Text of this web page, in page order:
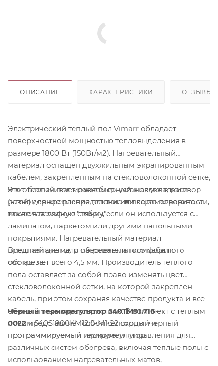
ОПИСАНИЕ ХАРАКТЕРИСТИКИ ОТЗЫВЫ
Электрический теплый пол Vimarr обладает
поверхностной мощностью тепловыделения в
размере 1800 Вт (150Вт/м2). Нагревательный
материал оснащен двухжильным экранированным
кабелем, закрепленным на стекловолоконной сетке,
что обеспечивает равномерный шаг укладки и
равномерное распределение тепла по поверхности,
исключая эффект "зебры".
Этот теплый пол может быть установлен в раствор
(клей) для крепления плитки или керамогранита, а
также в песчаную стяжку, если он используется с
ламинатом, паркетом или другими напольными
покрытиями. Нагревательный материал
предназначен для обеспечения комфортного
обогрева.
Внешний диаметр нагревательного кабеля
составляет всего 4,5 мм. Производитель теплого
пола оставляет за собой право изменять цвет
стекловолоконной сетки, на которой закреплен
кабель, при этом сохраняя качество продукта и все
объявленные характеристики. В комплект с теплым
полом 540S1800KM12.0-M1-22 входит черный
программируемый терморегулятор.
Черный терморегулятор 540TM91.716-
0022представляет собой сенсорный и
программируемый инструмент управления для
различных систем обогрева, включая тёплые полы с
использованием нагревательных матов,